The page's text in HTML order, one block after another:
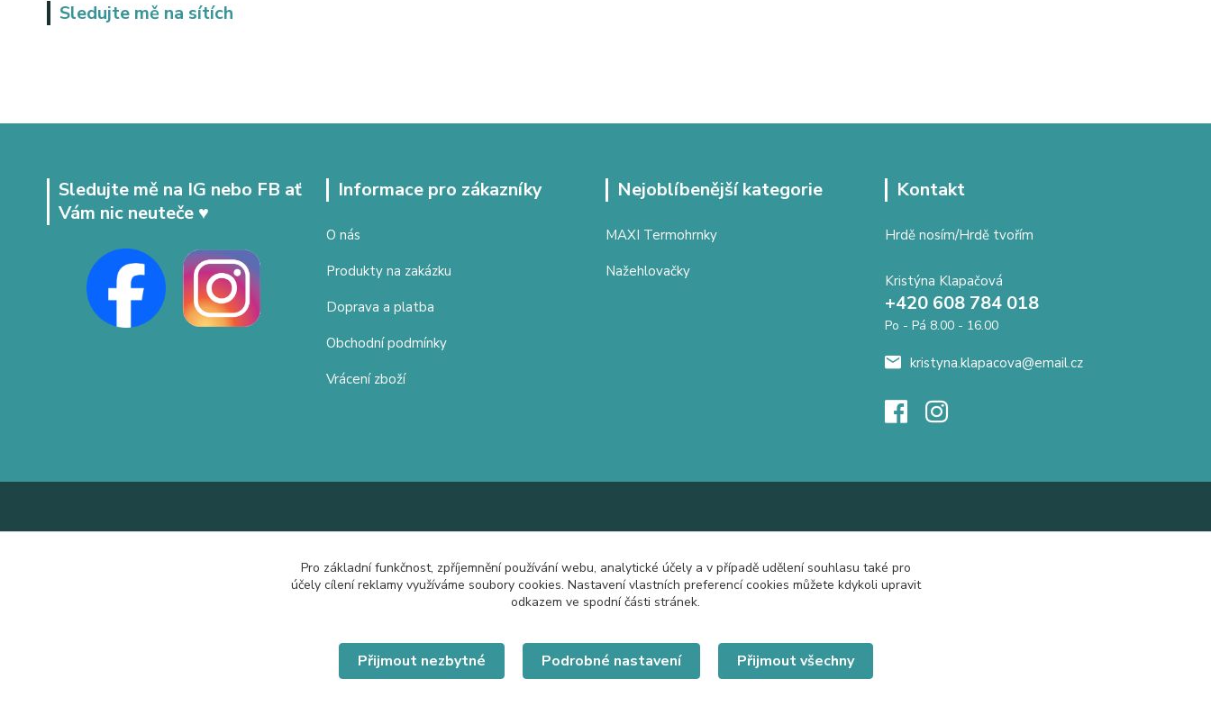
Sledujte mě na sítích
Sledujte mě na IG nebo FB ať
Vám nic neuteče ♥
Informace pro zákazníky
O nás
Produkty na zakázku
Doprava a platba
Obchodní podmínky
Vrácení zboží
Nejoblíbenější kategorie
MAXI Termohrnky
Nažehlovačky
Kontakt
Hrdě nosím/Hrdě tvořím
Kristýna Klapačová
+420 608 784 018
Po - Pá 8.00 - 16.00
kristyna.klapacova@email.cz
Pro základní funkčnost, zpříjemnění používání webu, analytické účely a v případě udělení souhlasu také pro
účely cílení reklamy využíváme soubory cookies. Nastavení vlastních preferencí cookies můžete kdykoli upravit
odkazem ve spodní části stránek.
Přijmout nezbytné Podrobné nastavení Přijmout všechny